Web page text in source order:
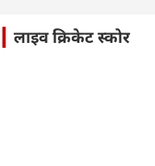
लाइव क्रिकेट स्कोर